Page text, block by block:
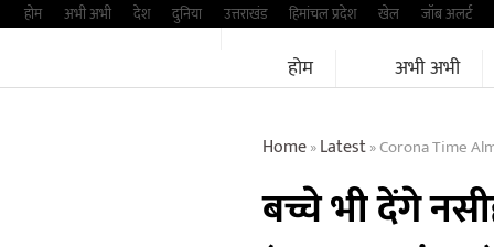
Skipहोम अभी अभी देश दुनिया उत्तराखंड हिमांचल प्रदेश खेल जॉब अलर्ट
होम अभी अभी
Home»Latest»Corona Time
बच्चे भी देंगे